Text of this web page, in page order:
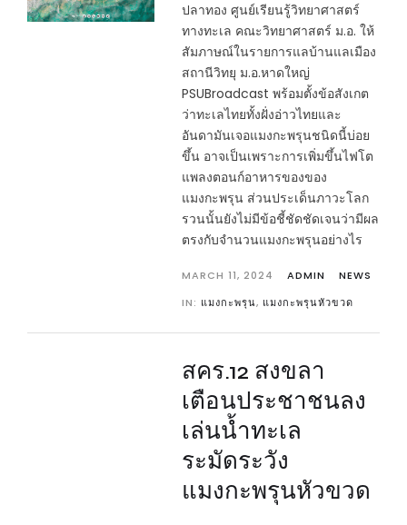
ปลาทอง ศูนย์เรียนรู้วิทยาศาสตร์
ทางทะเล คณะวิทยาศาสตร์ ม.อ. ให้
สัมภาษณ์ในรายการแลบ้านแลเมือง
สถานีวิทยุ ม.อ.หาดใหญ่
PSUBroadcast พร้อมตั้งข้อสังเกต
ว่าทะเลไทยทั้งฝั่งอ่าวไทยและ
อันดามันเจอแมงกะพรุนชนิดนี้บ่อย
ขึ้น อาจเป็นเพราะการเพิ่มขึ้นไฟโต
แพลงตอนก์อาหารของของ
แมงกะพรุน ส่วนประเด็นภาวะโลก
รวนนั้นยังไม่มีข้อชี้ชัดชัดเจนว่ามีผล
ตรงกับจำนวนแมงกะพรุนอย่างไร
MARCH 11, 2024 ADMIN
NEWS
IN: แมงกะพรุน, แมงกะพรุนหัวขวด
สคร.12 สงขลา
เตือนประชาชนลง
เล่นน้ำทะเล
ระมัดระวัง
แมงกะพรุนหัวขวด